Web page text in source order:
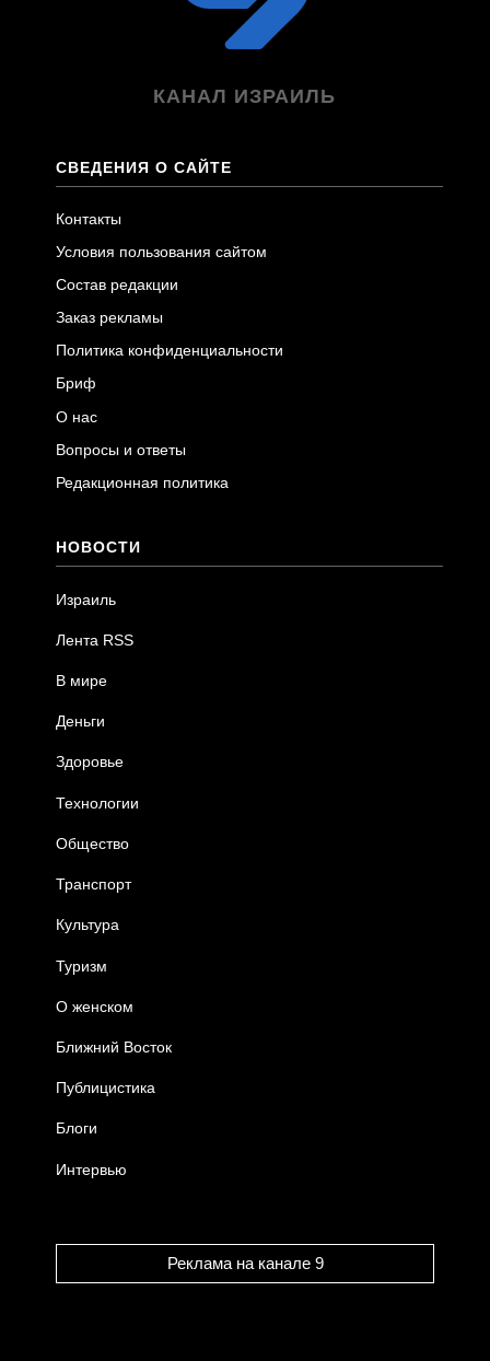
КАНАЛ ИЗРАИЛЬ
СВЕДЕНИЯ О САЙТЕ
Контакты
Условия пользования сайтом
Состав редакции
Заказ рекламы
Политика конфиденциальности
Бриф
О нас
Вопросы и ответы
Редакционная политика
НОВОСТИ
Израиль
Лента RSS
В мире
Деньги
Здоровье
Технологии
Общество
Транспорт
Культура
Туризм
О женском
Ближний Восток
Публицистика
Блоги
Интервью
Реклама на канале 9